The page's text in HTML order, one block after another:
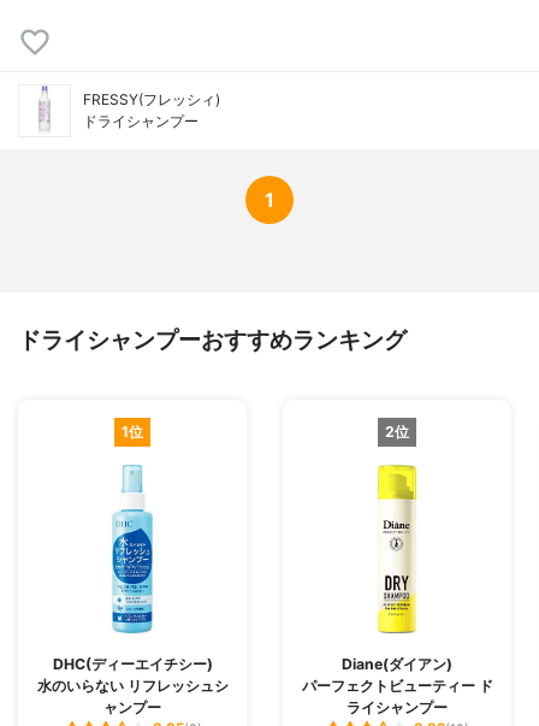
FRESSY(フレッシィ)
ドライシャンプー
1
ドライシャンプーおすすめランキング
1位
DHC(ディーエイチシー)
水のいらない リフレッシュシ
ャンプー
2位
Diane(ダイアン)
パーフェクトビューティー ド
ライシャンプー